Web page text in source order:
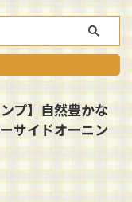
プ】自然豊かな
サイドオーニン